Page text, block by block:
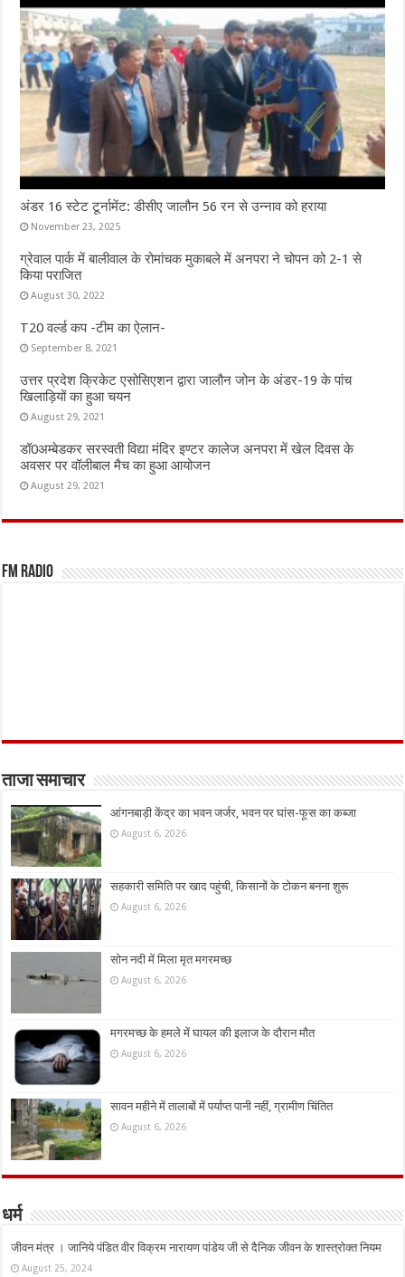
अंडर 16 स्टेट टूर्नामेंट: डीसीए जालौन 56 रन से उन्नाव को हराया
November 23, 2025
ग्रेवाल पार्क में बालीवाल के रोमांचक मुकाबले में अनपरा ने चोपन को 2-1 से
किया पराजित
August 30, 2022
T20 वर्ल्ड कप -टीम का ऐलान-
September 8, 2021
उत्तर प्रदेश क्रिकेट एसोसिएशन द्वारा जालौन जोन के अंडर-19 के पांच
खिलाड़ियों का हुआ चयन
August 29, 2021
डॉ0अम्बेडकर सरस्वती विद्या मंदिर इण्टर कालेज अनपरा में खेल दिवस के
अवसर पर वॉलीबाल मैच का हुआ आयोजन
August 29, 2021
FM Radio
ताजा समाचार
आंगनबाड़ी केंद्र का भवन जर्जर, भवन पर घांस-फूस का कब्जा
August 6, 2026
सहकारी समिति पर खाद पहुंची, किसानों के टोकन बनना शुरू
August 6, 2026
सोन नदी में मिला मृत मगरमच्छ
August 6, 2026
मगरमच्छ के हमले में घायल की इलाज के दौरान मौत
August 6, 2026
सावन महीने में तालाबों में पर्याप्त पानी नहीं, ग्रामीण चिंतित
August 6, 2026
धर्म
जीवन मंत्र । जानिये पंडित वीर विक्रम नारायण पांडेय जी से दैनिक जीवन के शास्त्रोक्त नियम
August 25, 2024